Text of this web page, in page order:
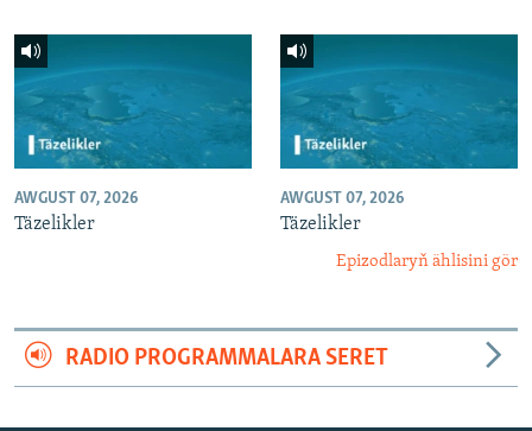
AWGUST 07, 2026
Täzelikler
AWGUST 07, 2026
Täzelikler
Epizodlaryň ählisini gör
RADIO PROGRAMMALARA SERET